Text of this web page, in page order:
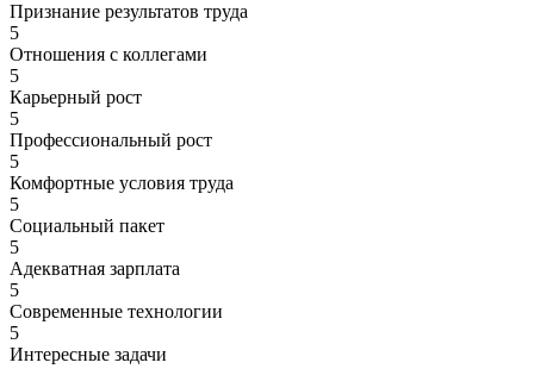
Признание результатов труда
5
Отношения с коллегами
5
Карьерный рост
5
Профессиональный рост
5
Комфортные условия труда
5
Социальный пакет
5
Адекватная зарплата
5
Современные технологии
5
Интересные задачи